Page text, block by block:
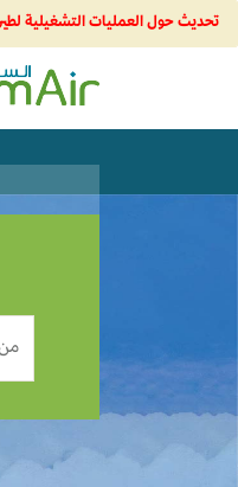
تحديث حول العمليات التشغيلية